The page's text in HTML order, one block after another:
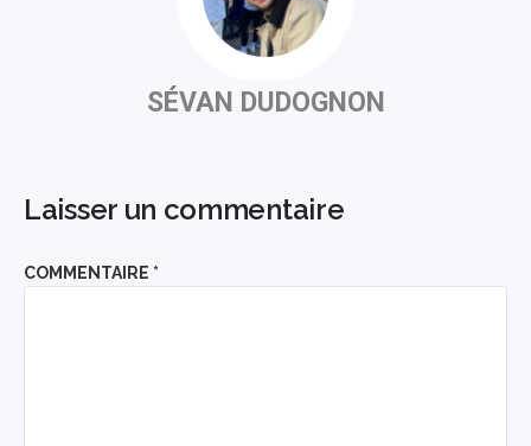
SÉVAN DUDOGNON
Laisser un commentaire
COMMENTAIRE *